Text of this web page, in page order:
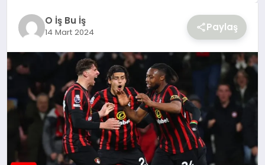
O İş Bu İş
14 Mart 2024 Paylaş